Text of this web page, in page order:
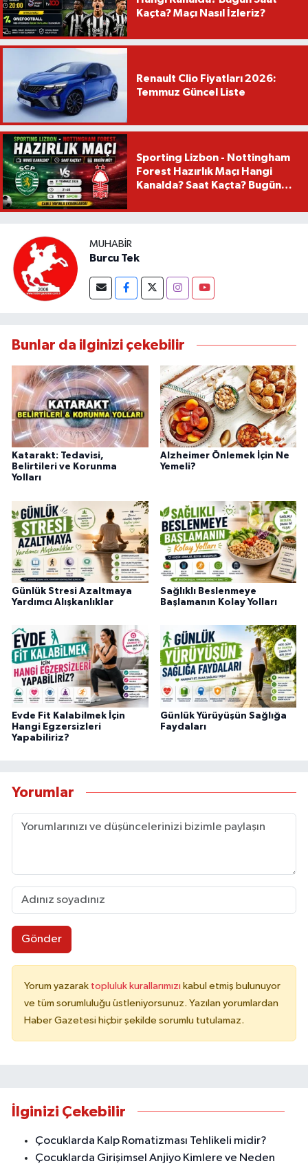
Kaçta? Maçı Nasıl İzleriz?
Renault Clio Fiyatları 2026:
Temmuz Güncel Liste
Sporting Lizbon - Nottingham
Forest Hazırlık Maçı Hangi
Kanalda? Saat Kaçta? Bugün
MUHABIR
Burcu Tek
Bunlar da ilginizi çekebilir
Katarakt: Tedavisi,
Belirtileri ve Korunma
Yolları
Alzheimer Önlemek İçin Ne
Yemeli?
Günlük Stresi Azaltmaya
Yardımcı Alışkanlıklar
Sağlıklı Beslenmeye
Başlamanın Kolay Yolları
Evde Fit Kalabilmek İçin
Hangi Egzersizleri
Yapabiliriz?
Günlük Yürüyüşün Sağlığa
Faydaları
Yorumlar
Gönder
Yorum yazarak topluluk kurallarımızı kabul etmiş bulunuyor
ve tüm sorumluluğu üstleniyorsunuz. Yazılan yorumlardan
Haber Gazetesi hiçbir şekilde sorumlu tutulamaz.
İlginizi Çekebilir
Çocuklarda Kalp Romatizması Tehlikeli midir?
Çocuklarda Girişimsel Anjiyo Kimlere ve Neden